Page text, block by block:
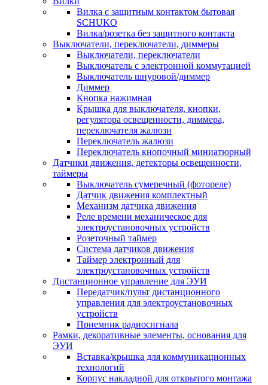
Вилка с защитным контактом бытовая
SCHUKO
Вилка/розетка без защитного контакта
Выключатели, переключатели, диммеры
Выключатели, переключатели
Выключатель с электронной коммутацией
Выключатель шнуровой/диммер
Диммер
Кнопка нажимная
Крышка для выключателя, кнопки,
регулятора освещенности, диммера,
переключателя жалюзи
Переключатель жалюзи
Переключатель кнопочный миниатюрный
Датчики движения, детекторы освещенности,
таймеры
Выключатель сумеречный (фотореле)
Датчик движения комплектный
Механизм датчика движения
Реле времени механическое для
электроустановочных устройств
Розеточный таймер
Система датчиков движения
Таймер электронный для
электроустановочных устройств
Дистанционное управление для ЭУИ
Передатчик/пульт дистанционного
управления для электроустановочных
устройств
Приемник радиосигнала
Рамки, декоративные элементы, основания для
ЭУИ
Вставка/крышка для коммуникационных
технологий
Корпус накладной для открытого монтажа